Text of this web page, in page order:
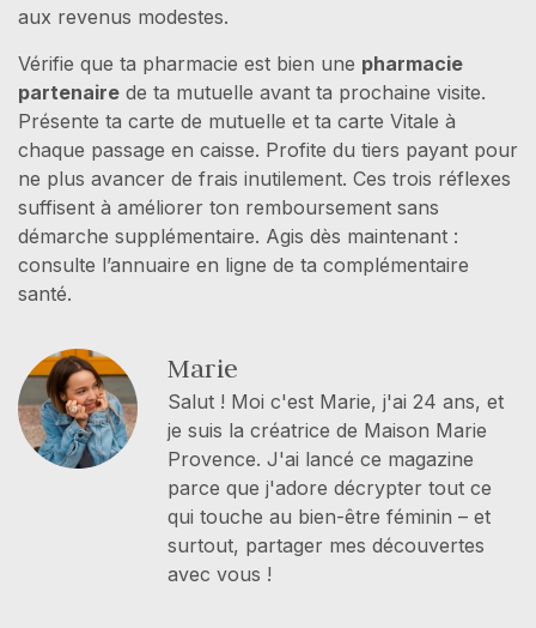
aux revenus modestes.
Vérifie que ta pharmacie est bien une pharmacie
partenaire de ta mutuelle avant ta prochaine visite.
Présente ta carte de mutuelle et ta carte Vitale à
chaque passage en caisse. Profite du tiers payant pour
ne plus avancer de frais inutilement. Ces trois réflexes
suffisent à améliorer ton remboursement sans
démarche supplémentaire. Agis dès maintenant :
consulte l’annuaire en ligne de ta complémentaire
santé.
Marie
Salut ! Moi c'est Marie, j'ai 24 ans, et
je suis la créatrice de Maison Marie
Provence. J'ai lancé ce magazine
parce que j'adore décrypter tout ce
qui touche au bien-être féminin – et
surtout, partager mes découvertes
avec vous !